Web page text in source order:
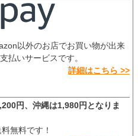
以外のお店でお買い物が出来
払いサービスです。
詳細はこちら >>
円、沖縄は1,980円となりま
無料です！